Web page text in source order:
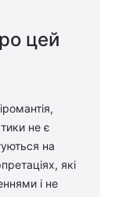
цей
не є
на
які
і не